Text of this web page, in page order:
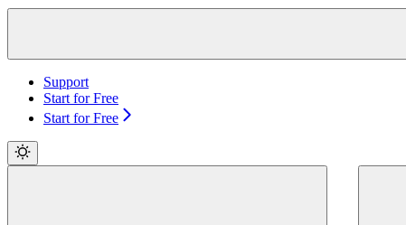
Support
Start for Free
Start for Free